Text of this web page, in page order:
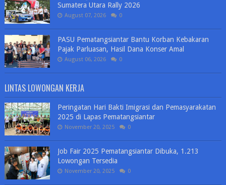
Sumatera Utara Rally 2026
August 07, 2026 0
PASU Pematangsiantar Bantu Korban Kebakaran
Pajak Parluasan, Hasil Dana Konser Amal
August 06, 2026 0
LINTAS LOWONGAN KERJA
Peringatan Hari Bakti Imigrasi dan Pemasyarakatan
2025 di Lapas Pematangsiantar
November 20, 2025 0
Job Fair 2025 Pematangsiantar Dibuka, 1.213
Lowongan Tersedia
November 20, 2025 0